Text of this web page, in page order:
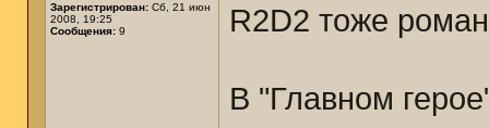
Зарегистрирован: Сб, 21 июн
2008, 19:25
Сообщения: 9 R2D2 тоже
В "Главном